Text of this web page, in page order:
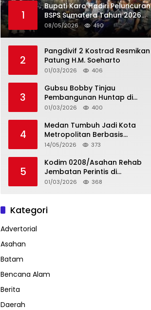
1
Bupati Karo Hadiri Peluncuran
BSPS Sumatera Tahun 2026
Secarra Daring
08/05/2026 490
2
Pangdivif 2 Kostrad Resmikan
Patung H.M. Soeharto
01/03/2026 406
3
Gubsu Bobby Tinjau
Pembangunan Huntap di
Tapteng
01/03/2026 400
4
Medan Tumbuh Jadi Kota
Metropolitan Berbasis
Teknologi
14/05/2026 373
5
Kodim 0208/Asahan Rehab
Jembatan Perintis di
Mandarsah
01/03/2026 368
Kategori
Advertorial
Asahan
Batam
Bencana Alam
Berita
Daerah